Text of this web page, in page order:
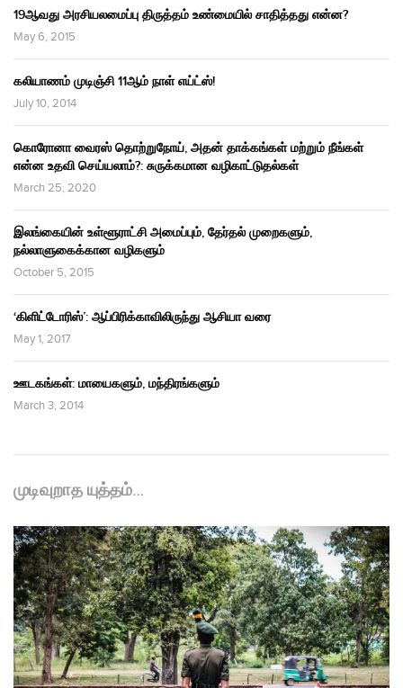
19ஆவது அரசியலமைப்பு திருத்தம் உண்மையில் சாதித்தது என்ன?
May 6, 2015
கலியாணம் முடிஞ்சி 11ஆம் நாள் எய்ட்ஸ்!
July 10, 2014
கொரோனா வைரஸ் தொற்றுநோய், அதன் தாக்கங்கள் மற்றும் நீங்கள்
என்ன உதவி செய்யலாம்?: சுருக்கமான வழிகாட்டுதல்கள்
March 25, 2020
இலங்கையின் உள்ளூராட்சி அமைப்பும், தேர்தல் முறைகளும்,
நல்லாளுகைக்கான வழிகளும்
October 5, 2015
‘கிளிட்டோரிஸ்’: ஆப்பிரிக்காவிலிருந்து ஆசியா வரை
May 1, 2017
ஊடகங்கள்: மாயைகளும், மந்திரங்களும்
March 3, 2014
முடிவுறாத யுத்தம்…